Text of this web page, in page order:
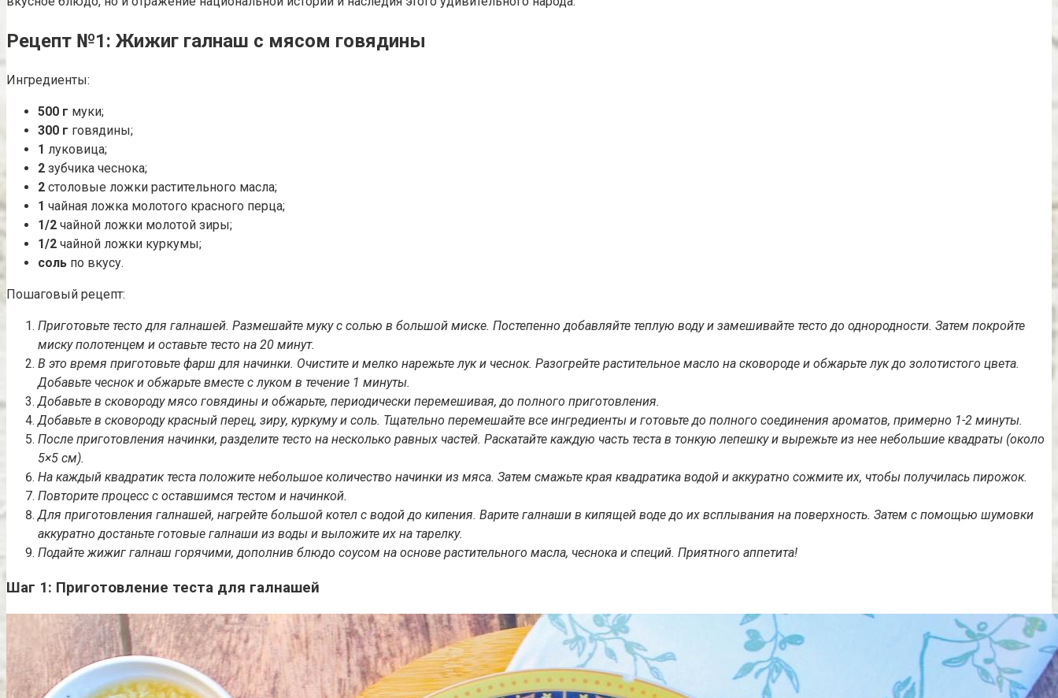
Рецепт №1: Жижиг галнаш с мясом говядины
Ингредиенты:
500 г муки;
300 г говядины;
1 луковица;
2 зубчика чеснока;
2 столовые ложки растительного масла;
1 чайная ложка молотого красного перца;
1/2 чайной ложки молотой зиры;
1/2 чайной ложки куркумы;
соль по вкусу.
Пошаговый рецепт:
Приготовьте тесто для галнашей. Размешайте муку с солью в большой миске. Постепенно добавляйте теплую воду и замешивайте тесто до однородности. Затем покройте
миску полотенцем и оставьте тесто на 20 минут.
В это время приготовьте фарш для начинки. Очистите и мелко нарежьте лук и чеснок. Разогрейте растительное масло на сковороде и обжарьте лук до золотистого цвета.
Добавьте чеснок и обжарьте вместе с луком в течение 1 минуты.
Добавьте в сковороду мясо говядины и обжарьте, периодически перемешивая, до полного приготовления.
Добавьте в сковороду красный перец, зиру, куркуму и соль. Тщательно перемешайте все ингредиенты и готовьте до полного соединения ароматов, примерно 1-2 минуты.
После приготовления начинки, разделите тесто на несколько равных частей. Раскатайте каждую часть теста в тонкую лепешку и вырежьте из нее небольшие квадраты (около
5×5 см).
На каждый квадратик теста положите небольшое количество начинки из мяса. Затем смажьте края квадратика водой и аккуратно сожмите их, чтобы получилась пирожок.
Повторите процесс с оставшимся тестом и начинкой.
Для приготовления галнашей, нагрейте большой котел с водой до кипения. Варите галнаши в кипящей воде до их всплывания на поверхность. Затем с помощью шумовки
аккуратно достаньте готовые галнаши из воды и выложите их на тарелку.
Подайте жижиг галнаш горячими, дополнив блюдо соусом на основе растительного масла, чеснока и специй. Приятного аппетита!
Шаг 1: Приготовление теста для галнашей